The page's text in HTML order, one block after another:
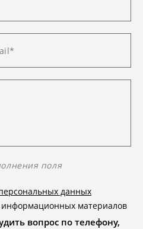
поля
данных
информационных материалов
вопрос по телефону,